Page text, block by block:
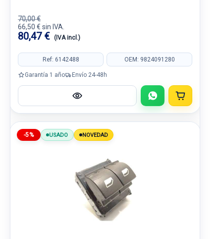
70,00 €
66,50 € sin IVA.
80,47 € (IVA incl.)
Ref: 6142488 OEM: 9824091280
Garantía 1 año Envío 24-48h
-5% USADO NOVEDAD